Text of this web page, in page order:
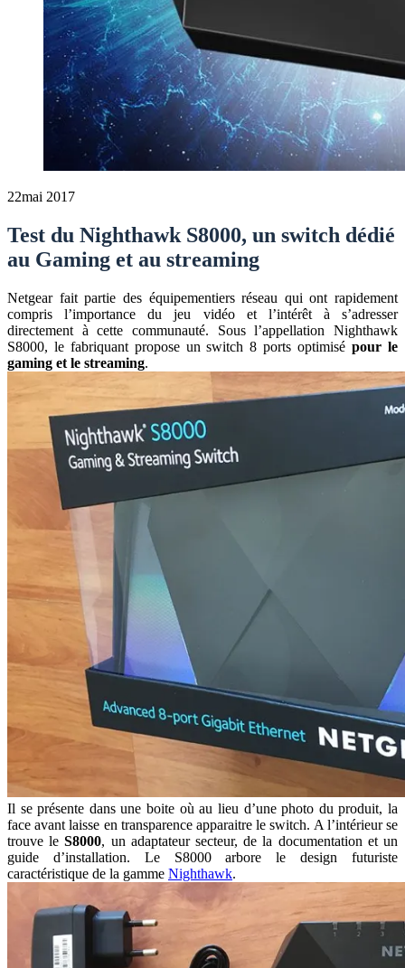
22mai 2017
Test du Nighthawk S8000, un switch dédié
au Gaming et au streaming
Netgear fait partie des équipementiers réseau qui ont rapidement
compris l’importance du jeu vidéo et l’intérêt à s’adresser
directement à cette communauté. Sous l’appellation Nighthawk
S8000, le fabriquant propose un switch 8 ports optimisépour le
gaming et le streaming.
Il se présente dans une boite où au lieu d’une photo du produit, la
face avant laisse en transparence apparaitre le switch. A l’intérieur se
trouve leS8000, un adaptateur secteur, de la documentation et un
guide d’installation. Le S8000 arbore le design futuriste
caractéristique de la gamme Nighthawk.